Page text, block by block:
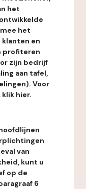
het
het
en
profiteren
zijn bedrijf
aan tafel,
Voor
hier.
van
kunt u
op de
6